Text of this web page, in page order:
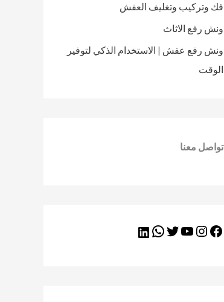
فك وتركيب وتغليف العفش
ونش رفع الاثاث
ونش رفع عفش | الاستخدام الذكي لتوفير
الوقت
تواصل معنا